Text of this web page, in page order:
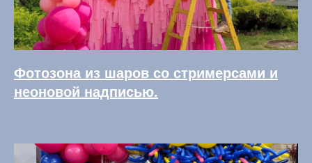
Фотозона из шаров со стримерсами и
неоновой надписью.